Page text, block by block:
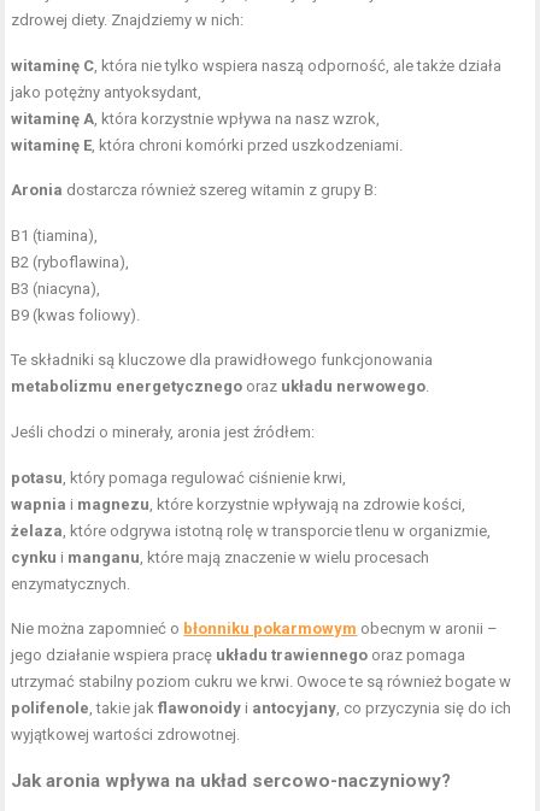
zdrowej diety. Znajdziemy w nich:
witaminę C, która nie tylko wspiera naszą odporność, ale także działa
jako potężny antyoksydant,
witaminę A, która korzystnie wpływa na nasz wzrok,
witaminę E, która chroni komórki przed uszkodzeniami.
Aronia dostarcza również szereg witamin z grupy B:
B1 (tiamina),
B2 (ryboflawina),
B3 (niacyna),
B9 (kwas foliowy).
Te składniki są kluczowe dla prawidłowego funkcjonowania
metabolizmu energetycznego oraz układu nerwowego.
Jeśli chodzi o minerały, aronia jest źródłem:
potasu, który pomaga regulować ciśnienie krwi,
wapnia i magnezu, które korzystnie wpływają na zdrowie kości,
żelaza, które odgrywa istotną rolę w transporcie tlenu w organizmie,
cynku i manganu, które mają znaczenie w wielu procesach
enzymatycznych.
Nie można zapomnieć o błonniku pokarmowym obecnym w aronii –
jego działanie wspiera pracę układu trawiennego oraz pomaga
utrzymać stabilny poziom cukru we krwi. Owoce te są również bogate w
polifenole, takie jakflawonoidy i antocyjany, co przyczynia się do ich
wyjątkowej wartości zdrowotnej.
Jak aronia wpływa na układ sercowo-naczyniowy?